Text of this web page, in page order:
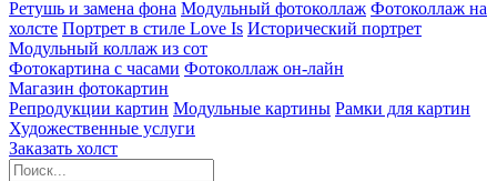
Ретушь и замена фона Модульный фотоколлаж Фотоколлаж на
холсте Портрет в стиле Love Is Исторический портрет
Модульный коллаж из сот
Фотокартина с часами Фотоколлаж он-лайн
Магазин фотокартин
Репродукции картин Модульные картины Рамки для картин
Художественные услуги
Заказать холст